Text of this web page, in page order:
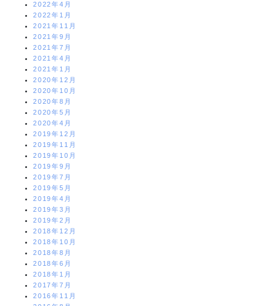
2022年4月
2022年1月
2021年11月
2021年9月
2021年7月
2021年4月
2021年1月
2020年12月
2020年10月
2020年8月
2020年5月
2020年4月
2019年12月
2019年11月
2019年10月
2019年9月
2019年7月
2019年5月
2019年4月
2019年3月
2019年2月
2018年12月
2018年10月
2018年8月
2018年6月
2018年1月
2017年7月
2016年11月